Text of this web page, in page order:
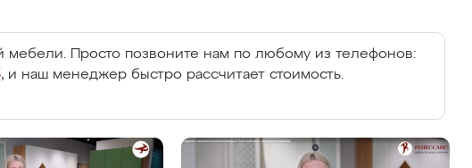
мебели. Просто позвоните нам по любому из телефонов:
, и наш менеджер быстро рассчитает стоимость.